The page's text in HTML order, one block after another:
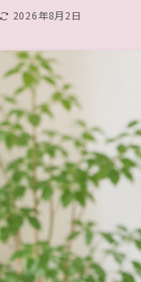
2026年8月2日